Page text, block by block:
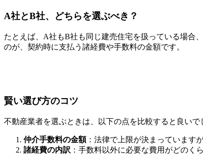
A社とB社、どちらを選ぶべき？
たとえば、A社もB社も同じ建売住宅を扱っている場合
のが、契約時に支払う諸経費や手数料の金額です。
賢い選び方のコツ
不動産業者を選ぶときは、以下の点を比較すると良いで
仲介手数料の金額：法律で上限が決まっています
諸経費の内訳 ：手数料以外に必要な費用がどのく